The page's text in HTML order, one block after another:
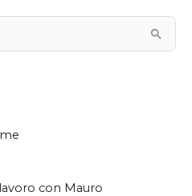
con Mauro